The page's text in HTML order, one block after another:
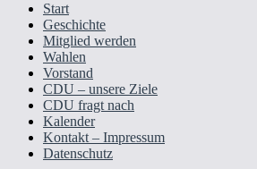
Start
Geschichte
Mitglied werden
Wahlen
Vorstand
CDU – unsere Ziele
CDU fragt nach
Kalender
Kontakt – Impressum
Datenschutz